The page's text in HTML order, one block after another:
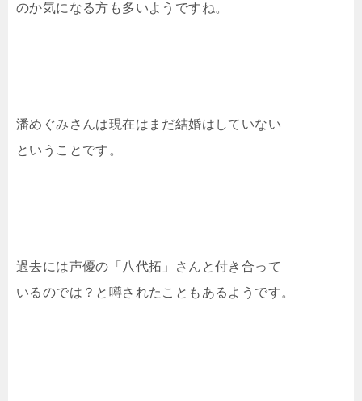
のか気になる方も多いようですね。
潘めぐみさんは現在はまだ結婚はしていない
ということです。
過去には声優の「八代拓」さんと付き合って
いるのでは？と噂されたこともあるようです。